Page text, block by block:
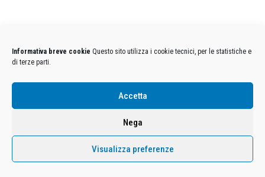
Informativa breve cookie Questo sito utilizza i cookie tecnici, per le statistiche e
di terze parti.
Accetta
Nega
Visualizza preferenze